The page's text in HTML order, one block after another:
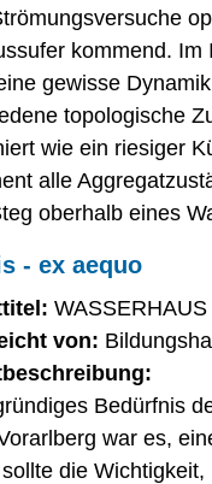
kommend.
gewisse
topologische
wie ein riesiger
alle
oberhalb eines
- ex aequo
von:
Bedürfnis
war es,
die